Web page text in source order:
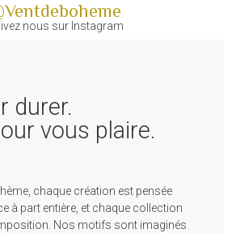
nous sur Instagram
durer.
vous plaire.
chaque création est pensée
à part entière, et chaque collection
Nos motifs sont imaginés